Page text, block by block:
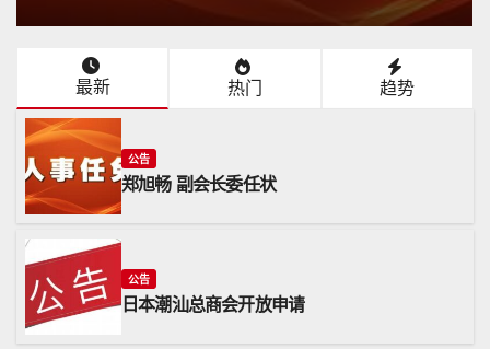
最新 热门 趋势
公告
郑旭畅 副会长委任状
公告
日本潮汕总商会开放申请